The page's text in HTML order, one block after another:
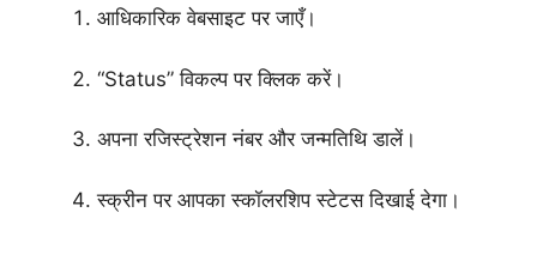
आधिकारिक वेबसाइट पर जाएँ।
“Status” विकल्प पर क्लिक करें।
अपना रजिस्ट्रेशन नंबर और जन्मतिथि डालें।
स्क्रीन पर आपका स्कॉलरशिप स्टेटस दिखाई देगा।